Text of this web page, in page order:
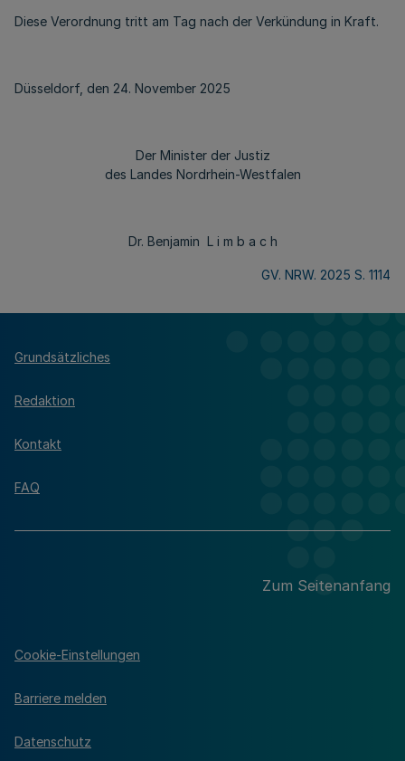
Diese Verordnung tritt am Tag nach der Verkündung in Kraft.
Düsseldorf, den 24. November 2025
Der Minister der Justiz
des Landes Nordrhein-Westfalen
Dr. Benjamin L i m b a c h
GV. NRW. 2025 S. 1114
Grundsätzliches
Redaktion
Kontakt
FAQ
Zum Seitenanfang
Cookie-Einstellungen
Barriere melden
Datenschutz